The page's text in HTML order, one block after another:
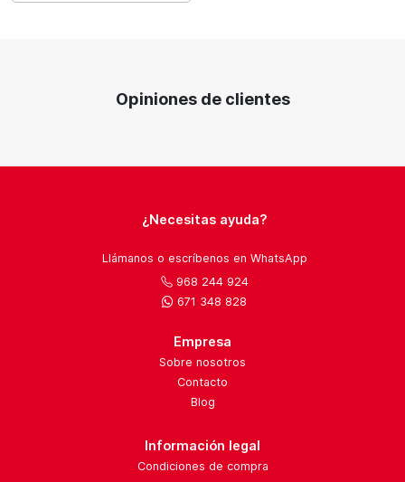
Opiniones de clientes
¿Necesitas ayuda?
Llámanos o escríbenos en WhatsApp
968 244 924
671 348 828
Empresa
Sobre nosotros
Contacto
Blog
Información legal
Condiciones de compra